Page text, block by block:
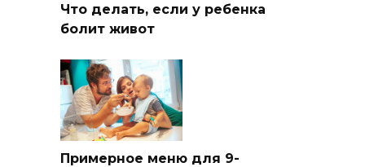
Что делать, если у ребенка
болит живот
Примерное меню для 9-